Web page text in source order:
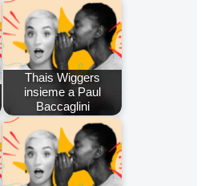
Thais Wiggers
insieme a Paul
Baccaglini